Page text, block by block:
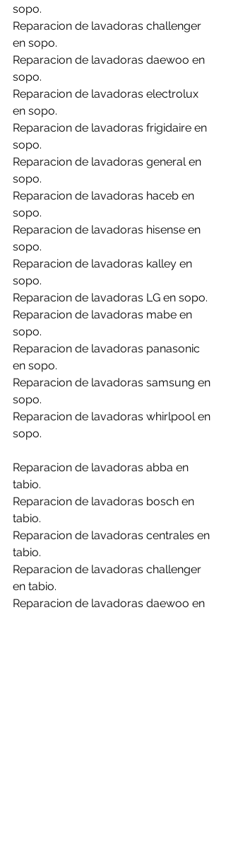
sopo.
Reparacion de lavadoras challenger
en sopo.
Reparacion de lavadoras daewoo en
sopo.
Reparacion de lavadoras electrolux
en sopo.
Reparacion de lavadoras frigidaire en
sopo.
Reparacion de lavadoras general en
sopo.
Reparacion de lavadoras haceb en
sopo.
Reparacion de lavadoras hisense en
sopo.
Reparacion de lavadoras kalley en
sopo.
Reparacion de lavadoras LG en sopo.
Reparacion de lavadoras mabe en
sopo.
Reparacion de lavadoras panasonic
en sopo.
Reparacion de lavadoras samsung en
sopo.
Reparacion de lavadoras whirlpool en
sopo.
Reparacion de lavadoras abba en
tabio.
Reparacion de lavadoras bosch en
tabio.
Reparacion de lavadoras centrales en
tabio.
Reparacion de lavadoras challenger
en tabio.
Reparacion de lavadoras daewoo en